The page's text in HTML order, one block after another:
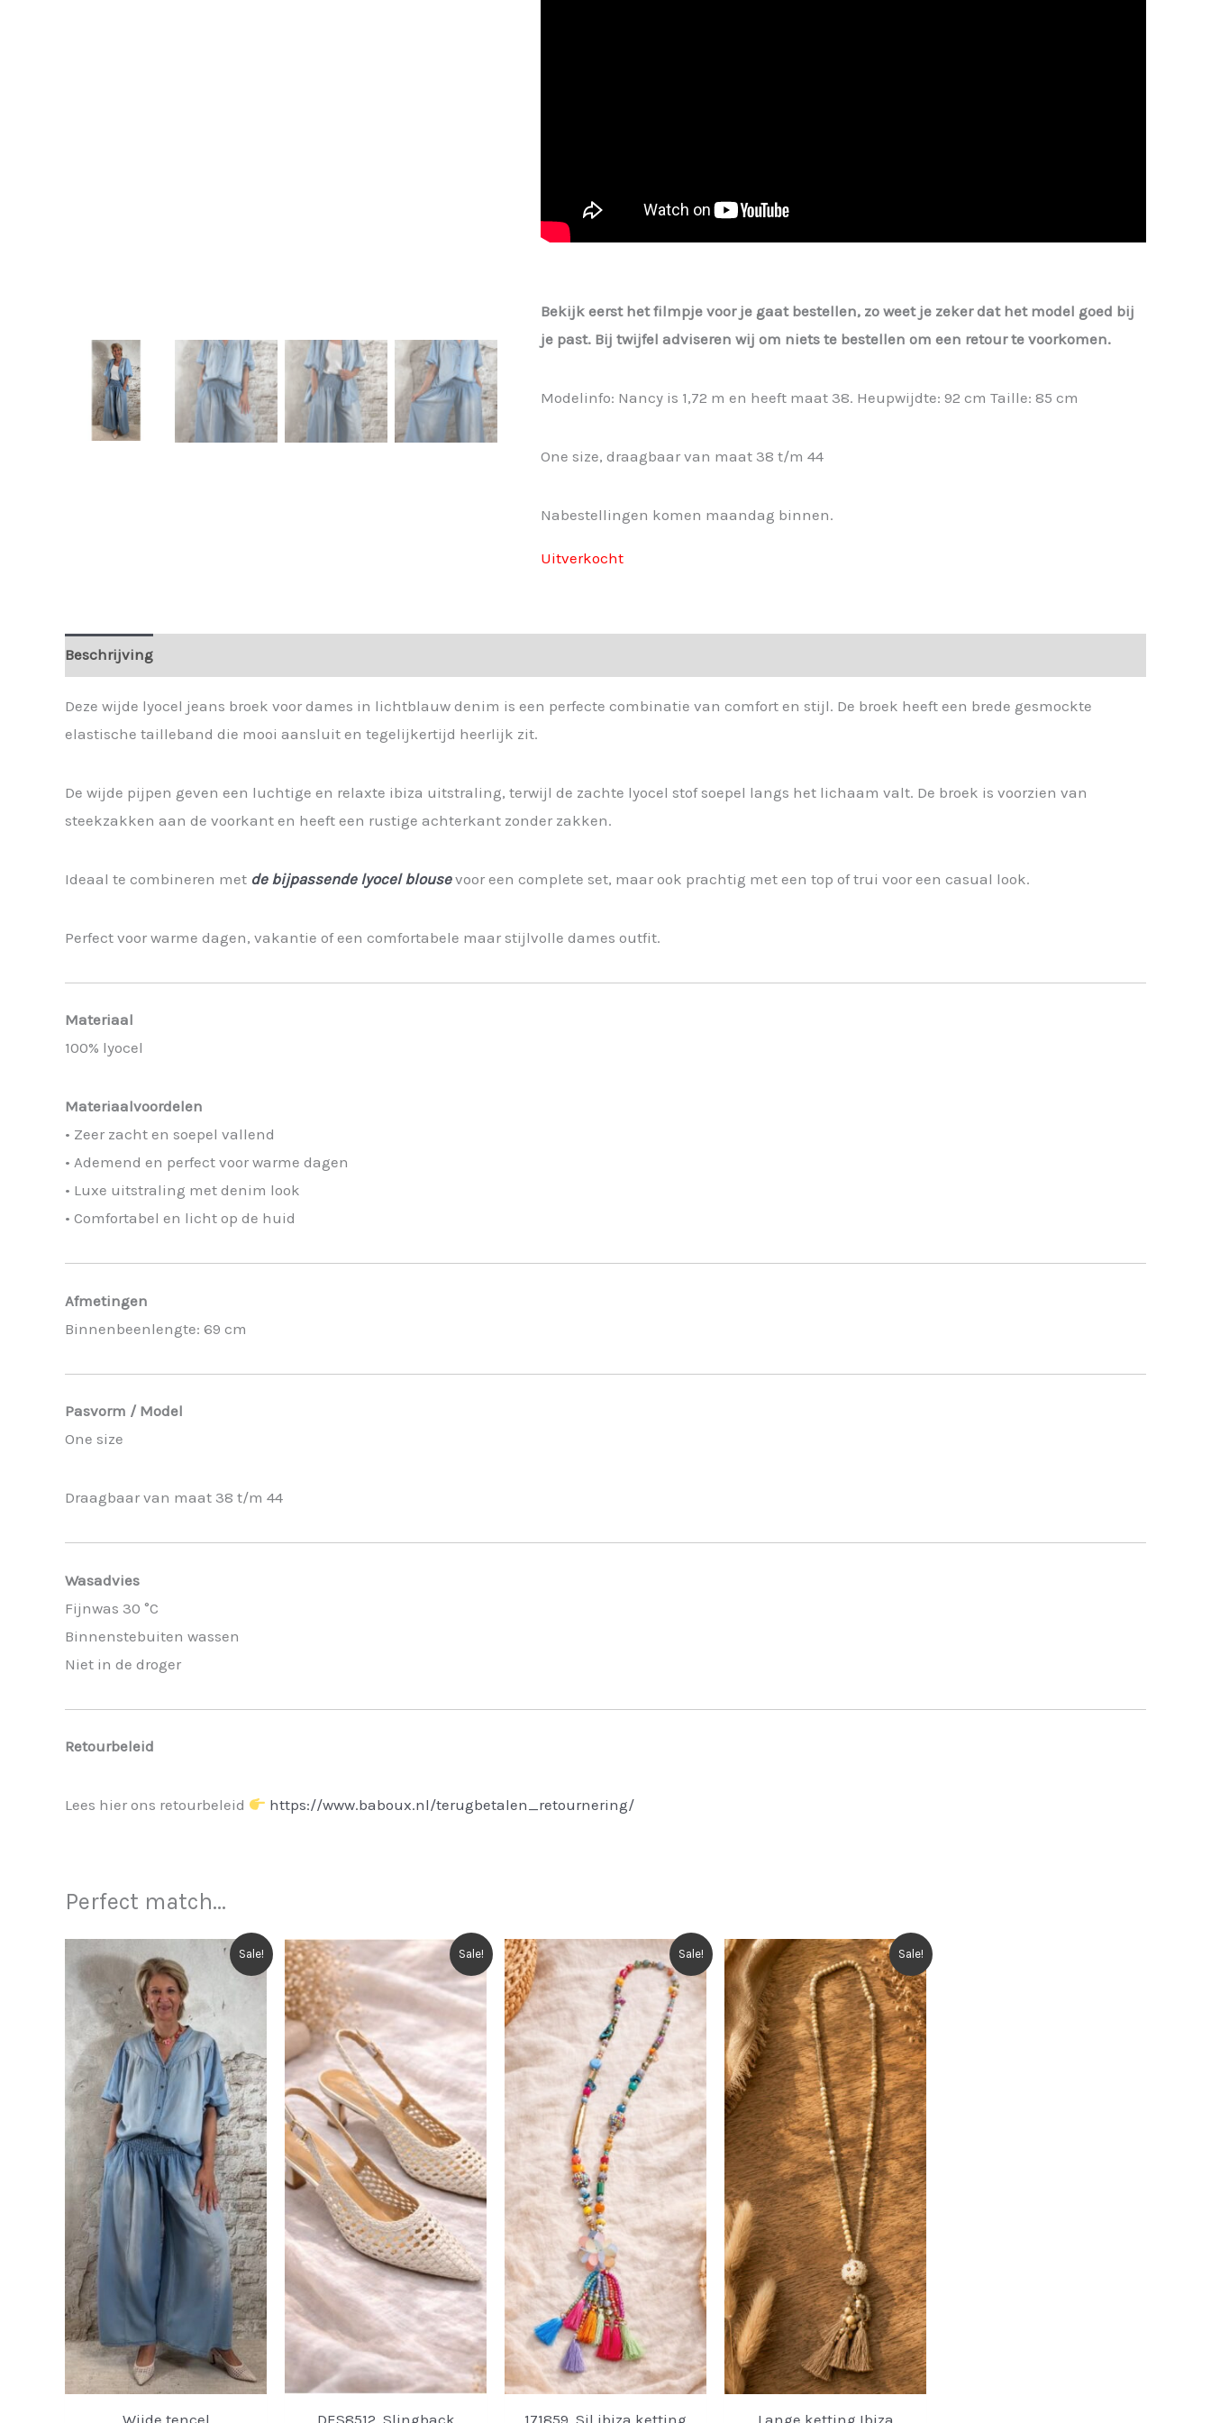
Bekijk eerst het filmpje voor je gaat bestellen, zo weet je zeker dat het model goed bij
je past. Bij twijfel adviseren wij om niets te bestellen om een retour te voorkomen.
Modelinfo: Nancy is 1,72 m en heeft maat 38. Heupwijdte: 92 cm Taille: 85 cm
One size, draagbaar van maat 38 t/m 44
Nabestellingen komen maandag binnen.
Uitverkocht
Beschrijving
Deze wijde lyocel jeans broek voor dames in lichtblauw denim is een perfecte combinatie van comfort en stijl. De broek heeft een brede gesmockte
elastische tailleband die mooi aansluit en tegelijkertijd heerlijk zit.
De wijde pijpen geven een luchtige en relaxte ibiza uitstraling, terwijl de zachte lyocel stof soepel langs het lichaam valt. De broek is voorzien van
steekzakken aan de voorkant en heeft een rustige achterkant zonder zakken.
Ideaal te combineren met de bijpassende lyocel blousevoor een complete set, maar ook prachtig met een top of trui voor een casual look.
Perfect voor warme dagen, vakantie of een comfortabele maar stijlvolle dames outfit.
Materiaal
100% lyocel
Materiaalvoordelen
• Zeer zacht en soepel vallend
• Ademend en perfect voor warme dagen
• Luxe uitstraling met denim look
• Comfortabel en licht op de huid
Afmetingen
Binnenbeenlengte: 69 cm
Pasvorm / Model
One size
Draagbaar van maat 38 t/m 44
Wasadvies
Fijnwas 30 °C
Binnenstebuiten wassen
Niet in de droger
Retourbeleid
Lees hier ons retourbeleid https://www.baboux.nl/terugbetalen_retournering/
Perfect match...
Sale! Sale! Sale! Sale!